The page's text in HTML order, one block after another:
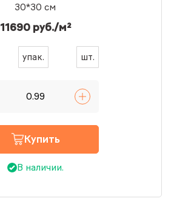
30*30 см
11690 руб./м²
упак. шт.
Купить
В наличии.